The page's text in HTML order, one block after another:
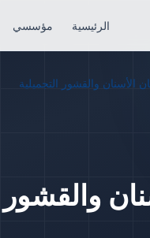
الرئيسية مؤسسي
الأسنان والقشور التجميلية
والقشور